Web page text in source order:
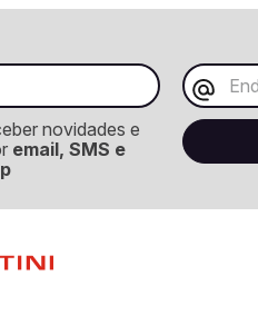
novidades e
email, SMS e